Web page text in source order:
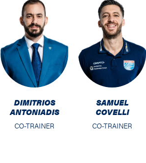
DIMITRIOS
ANTONIADIS
CO-TRAINER
SAMUEL
COVELLI
CO-TRAINER